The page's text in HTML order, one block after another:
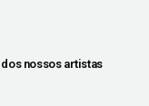
nossos artistas